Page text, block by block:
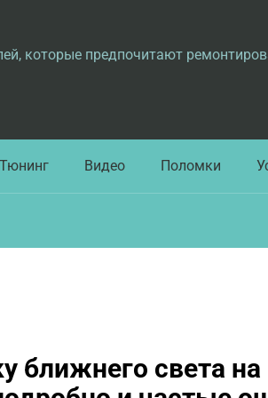
которые предпочитают
Тюнинг Видео Поломки
ближнего света на